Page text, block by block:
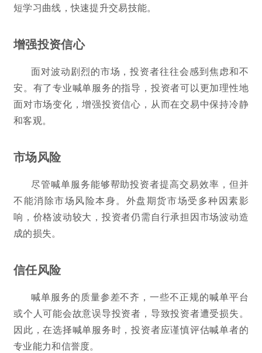
短学习曲线，快速提升交易技能。
增强投资信心
面对波动剧烈的市场，投资者往往会感到焦虑和不
安。有了专业喊单服务的指导，投资者可以更加理性地
面对市场变化，增强投资信心，从而在交易中保持冷静
和客观。
市场风险
尽管喊单服务能够帮助投资者提高交易效率，但并
不能消除市场风险本身。外盘期货市场受多种因素影
响，价格波动较大，投资者仍需自行承担因市场波动造
成的损失。
信任风险
喊单服务的质量参差不齐，一些不正规的喊单平台
或个人可能会故意误导投资者，导致投资者遭受损失。
因此，在选择喊单服务时，投资者应谨慎评估喊单者的
专业能力和信誉度。